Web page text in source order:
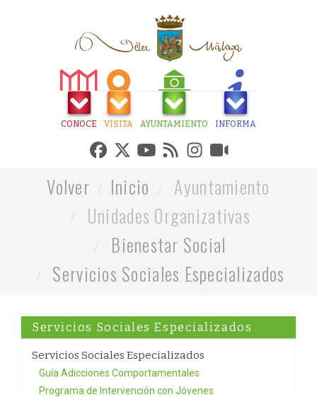
CONOCE VISITA AYUNTAMIENTO INFORMA
Volver Inicio
Ayuntamiento
Unidades Organizativas
Bienestar Social
Servicios Sociales Especializados
Servicios Sociales Especializados
Servicios Sociales Especializados
Guía Adicciones Comportamentales
Programa de Intervención con Jóvenes